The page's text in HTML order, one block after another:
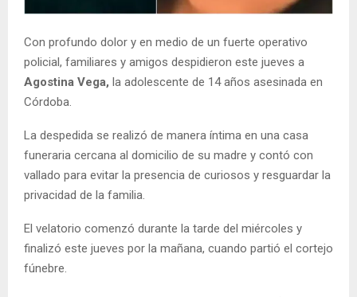
Con profundo dolor y en medio de un fuerte operativo
policial, familiares y amigos despidieron este jueves a
Agostina Vega, la adolescente de 14 años asesinada en
Córdoba.
La despedida se realizó de manera íntima en una casa
funeraria cercana al domicilio de su madre y contó con
vallado para evitar la presencia de curiosos y resguardar la
privacidad de la familia.
El velatorio comenzó durante la tarde del miércoles y
finalizó este jueves por la mañana, cuando partió el cortejo
fúnebre.